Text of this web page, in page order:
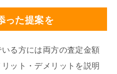
った提案を
る方には両方の査定金額
ット・デメリットを説明